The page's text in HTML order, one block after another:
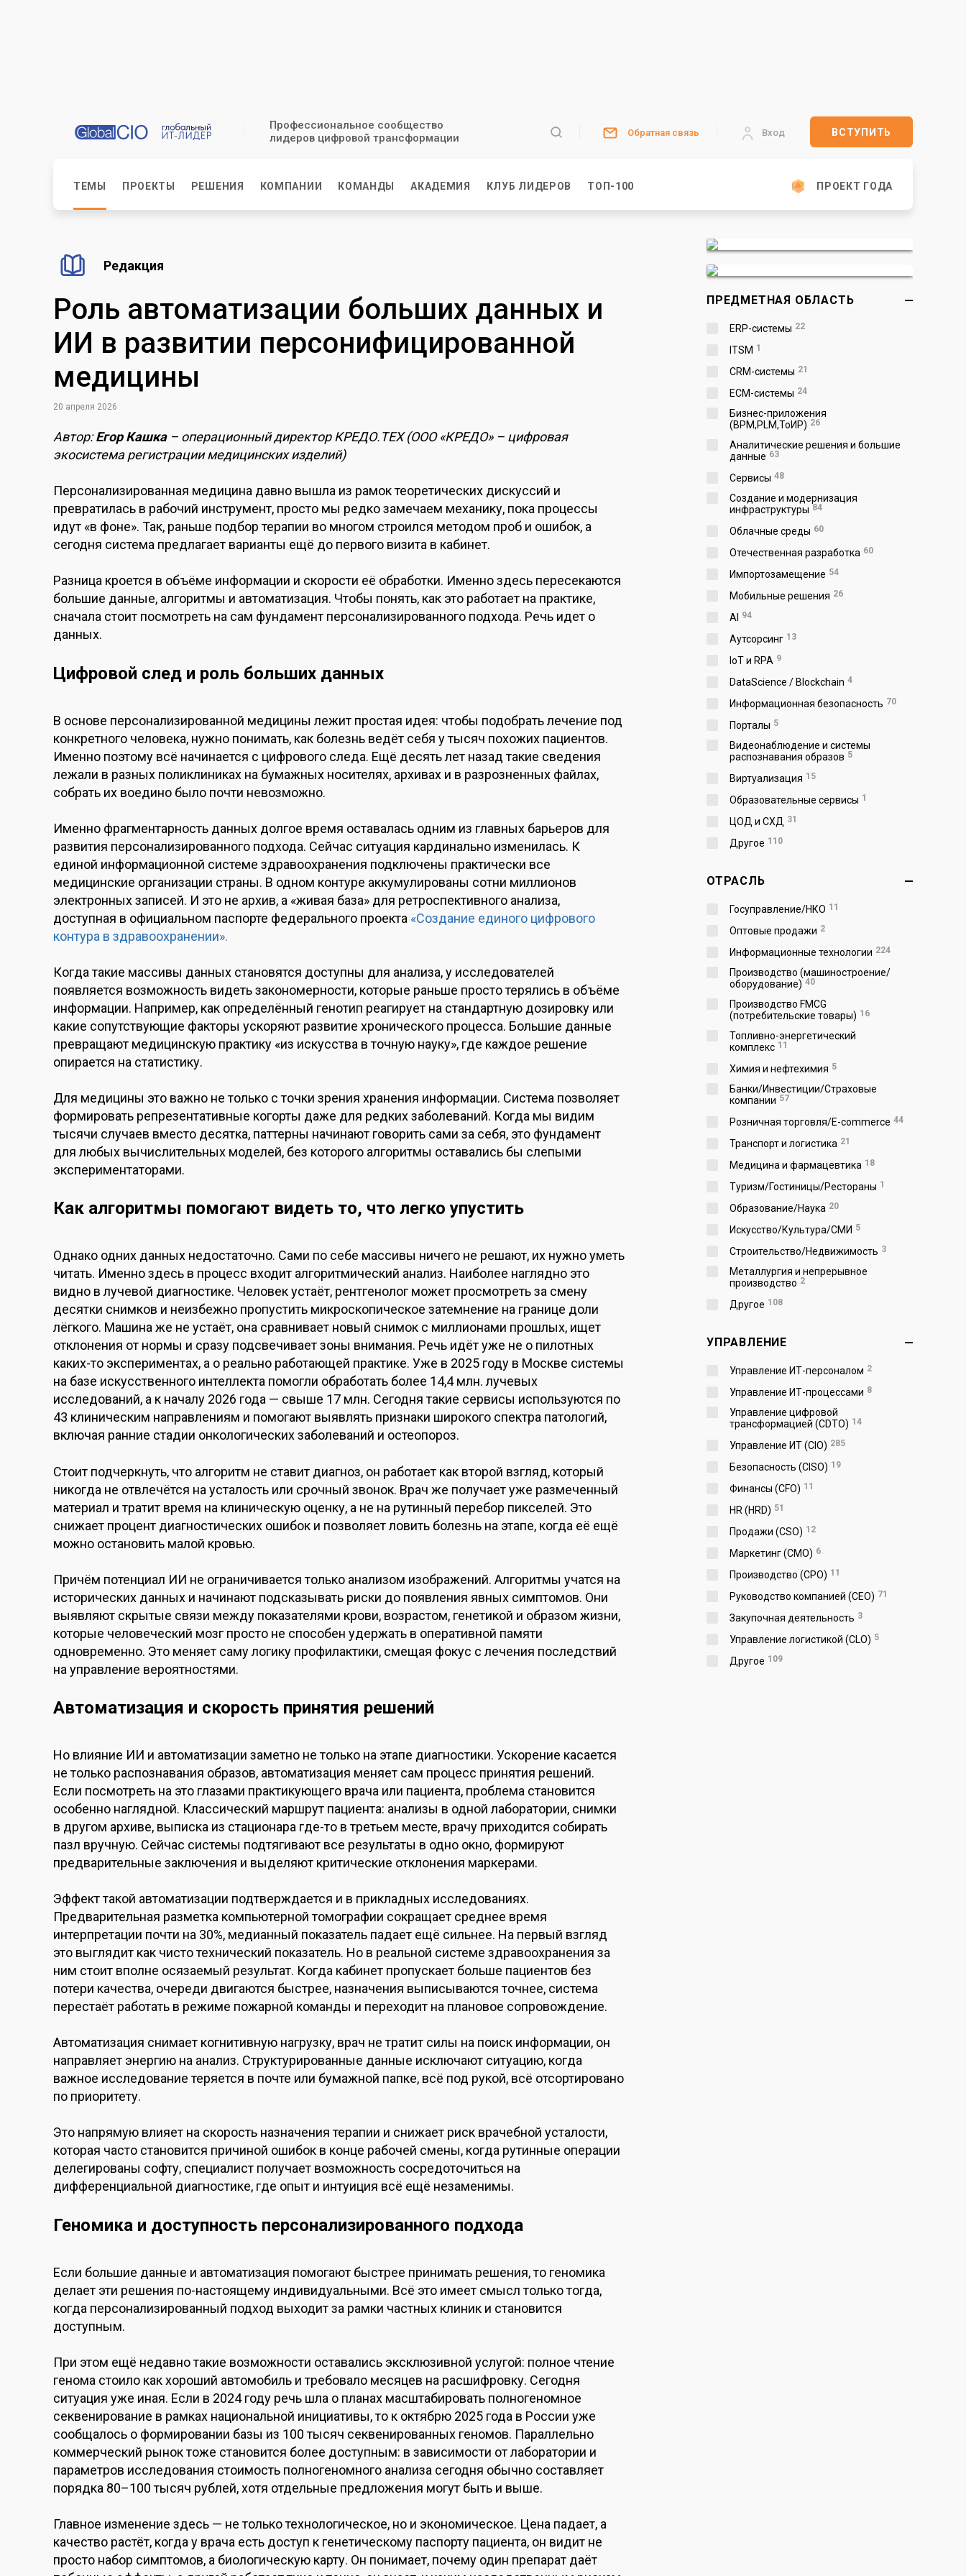
Профессиональное сообщество
лидеров цифровой трансформации
Обратная связь Вход ВСТУПИТЬ
ТЕМЫ ПРОЕКТЫ РЕШЕНИЯ КОМПАНИИ КОМАНДЫ АКАДЕМИЯ КЛУБ ЛИДЕРОВ ТОП-100 ПРОЕКТ ГОДА
Редакция
Роль автоматизации больших данных и
ИИ в развитии персонифицированной
медицины
20 апреля 2026
Автор:Егор Кашка– операционный директор КРЕДО.ТЕХ (ООО «КРЕДО» – цифровая
экосистема регистрации медицинских изделий)
Персонализированная медицина давно вышла из рамок теоретических дискуссий и
превратилась в рабочий инструмент, просто мы редко замечаем механику, пока процессы
идут «в фоне». Так, раньше подбор терапии во многом строился методом проб и ошибок, а
сегодня система предлагает варианты ещё до первого визита в кабинет.
Разница кроется в объёме информации и скорости её обработки. Именно здесь пересекаются
большие данные, алгоритмы и автоматизация. Чтобы понять, как это работает на практике,
сначала стоит посмотреть на сам фундамент персонализированного подхода. Речь идет о
данных.
Цифровой след и роль больших данных
В основе персонализированной медицины лежит простая идея: чтобы подобрать лечение под
конкретного человека, нужно понимать, как болезнь ведёт себя у тысяч похожих пациентов.
Именно поэтому всё начинается с цифрового следа. Ещё десять лет назад такие сведения
лежали в разных поликлиниках на бумажных носителях, архивах и в разрозненных файлах,
собрать их воедино было почти невозможно.
Именно фрагментарность данных долгое время оставалась одним из главных барьеров для
развития персонализированного подхода. Сейчас ситуация кардинально изменилась. К
единой информационной системе здравоохранения подключены практически все
медицинские организации страны. В одном контуре аккумулированы сотни миллионов
электронных записей. И это не архив, а «живая база» для ретроспективного анализа,
доступная в официальном паспорте федерального проекта «Создание единого цифрового
контура в здравоохранении».
Когда такие массивы данных становятся доступны для анализа, у исследователей
появляется возможность видеть закономерности, которые раньше просто терялись в объёме
информации. Например, как определённый генотип реагирует на стандартную дозировку или
какие сопутствующие факторы ускоряют развитие хронического процесса. Большие данные
превращают медицинскую практику «из искусства в точную науку», где каждое решение
опирается на статистику.
Для медицины это важно не только с точки зрения хранения информации. Система позволяет
формировать репрезентативные когорты даже для редких заболеваний. Когда мы видим
тысячи случаев вместо десятка, паттерны начинают говорить сами за себя, это фундамент
для любых вычислительных моделей, без которого алгоритмы оставались бы слепыми
экспериментаторами.
Как алгоритмы помогают видеть то, что легко упустить
Однако одних данных недостаточно. Сами по себе массивы ничего не решают, их нужно уметь
читать. Именно здесь в процесс входит алгоритмический анализ. Наиболее наглядно это
видно в лучевой диагностике. Человек устаёт, рентгенолог может просмотреть за смену
десятки снимков и неизбежно пропустить микроскопическое затемнение на границе доли
лёгкого. Машина же не устаёт, она сравнивает новый снимок с миллионами прошлых, ищет
отклонения от нормы и сразу подсвечивает зоны внимания. Речь идёт уже не о пилотных
каких-то экспериментах, а о реально работающей практике. Уже в 2025 году в Москве системы
на базе искусственного интеллекта помогли обработать более 14,4 млн. лучевых
исследований, а к началу 2026 года — свыше 17 млн. Сегодня такие сервисы используются по
43 клиническим направлениям и помогают выявлять признаки широкого спектра патологий,
включая ранние стадии онкологических заболеваний и остеопороз.
Стоит подчеркнуть, что алгоритм не ставит диагноз, он работает как второй взгляд, который
никогда не отвлечётся на усталость или срочный звонок. Врач же получает уже размеченный
материал и тратит время на клиническую оценку, а не на рутинный перебор пикселей. Это
снижает процент диагностических ошибок и позволяет ловить болезнь на этапе, когда её ещё
можно остановить малой кровью.
Причём потенциал ИИ не ограничивается только анализом изображений. Алгоритмы учатся на
исторических данных и начинают подсказывать риски до появления явных симптомов. Они
выявляют скрытые связи между показателями крови, возрастом, генетикой и образом жизни,
которые человеческий мозг просто не способен удержать в оперативной памяти
одновременно. Это меняет саму логику профилактики, смещая фокус с лечения последствий
на управление вероятностями.
Автоматизация и скорость принятия решений
Но влияние ИИ и автоматизации заметно не только на этапе диагностики. Ускорение касается
не только распознавания образов, автоматизация меняет сам процесс принятия решений.
Если посмотреть на это глазами практикующего врача или пациента, проблема становится
особенно наглядной. Классический маршрут пациента: анализы в одной лаборатории, снимки
в другом архиве, выписка из стационара где-то в третьем месте, врачу приходится собирать
пазл вручную. Сейчас системы подтягивают все результаты в одно окно, формируют
предварительные заключения и выделяют критические отклонения маркерами.
Эффект такой автоматизации подтверждается и в прикладных исследованиях.
Предварительная разметка компьютерной томографии сокращает среднее время
интерпретации почти на 30%, медианный показатель падает ещё сильнее. На первый взгляд
это выглядит как чисто технический показатель. Но в реальной системе здравоохранения за
ним стоит вполне осязаемый результат. Когда кабинет пропускает больше пациентов без
потери качества, очереди двигаются быстрее, назначения выписываются точнее, система
перестаёт работать в режиме пожарной команды и переходит на плановое сопровождение.
Автоматизация снимает когнитивную нагрузку, врач не тратит силы на поиск информации, он
направляет энергию на анализ. Структурированные данные исключают ситуацию, когда
важное исследование теряется в почте или бумажной папке, всё под рукой, всё отсортировано
по приоритету.
Это напрямую влияет на скорость назначения терапии и снижает риск врачебной усталости,
которая часто становится причиной ошибок в конце рабочей смены, когда рутинные операции
делегированы софту, специалист получает возможность сосредоточиться на
дифференциальной диагностике, где опыт и интуиция всё ещё незаменимы.
Геномика и доступность персонализированного подхода
Если большие данные и автоматизация помогают быстрее принимать решения, то геномика
делает эти решения по-настоящему индивидуальными. Всё это имеет смысл только тогда,
когда персонализированный подход выходит за рамки частных клиник и становится
доступным.
При этом ещё недавно такие возможности оставались эксклюзивной услугой: полное чтение
генома стоило как хороший автомобиль и требовало месяцев на расшифровку. Сегодня
ситуация уже иная. Если в 2024 году речь шла о планах масштабировать полногеномное
секвенирование в рамках национальной инициативы, то к октябрю 2025 года в России уже
сообщалось о формировании базы из 100 тысяч секвенированных геномов. Параллельно
коммерческий рынок тоже становится более доступным: в зависимости от лаборатории и
параметров исследования стоимость полногеномного анализа сегодня обычно составляет
порядка 80–100 тысяч рублей, хотя отдельные предложения могут быть и выше.
Главное изменение здесь — не только технологическое, но и экономическое. Цена падает, а
качество растёт, когда у врача есть доступ к генетическому паспорту пациента, он видит не
просто набор симптомов, а биологическую карту. Он понимает, почему один препарат даёт
ПРЕДМЕТНАЯ ОБЛАСТЬ
ERP-системы 22
ITSM 1
CRM-системы 21
ECM-системы 24
Бизнес-приложения
(BPM,PLM,ToИР) 26
Аналитические решения и большие
данные 63
Сервисы 48
Создание и модернизация
инфраструктуры 84
Облачные среды 60
Отечественная разработка 60
Импортозамещение 54
Мобильные решения 26
AI 94
Аутсорсинг 13
IoT и RPA 9
DataScience / Blockchain 4
Информационная безопасность 70
Порталы 5
Видеонаблюдение и системы
распознавания образов 5
Виртуализация 15
Образовательные сервисы 1
ЦОД и СХД 31
Другое 110
ОТРАСЛЬ
Госуправление/НКО 11
Оптовые продажи 2
Информационные технологии 224
Производство (машиностроение/
оборудование) 40
Производство FMCG
(потребительские товары) 16
Топливно-энергетический
комплекс 11
Химия и нефтехимия 5
Банки/Инвестиции/Страховые
компании 57
Розничная торговля/E-commerce 44
Транспорт и логистика 21
Медицина и фармацевтика 18
Туризм/Гостиницы/Рестораны 1
Образование/Наука 20
Искусство/Культура/СМИ 5
Строительство/Недвижимость 3
Металлургия и непрерывное
производство 2
Другое 108
УПРАВЛЕНИЕ
Управление ИТ-персоналом 2
Управление ИТ-процессами 8
Управление цифровой
трансформацией (CDTO) 14
Управление ИТ (CIO) 285
Безопасность (CISO) 19
Финансы (CFO) 11
HR (HRD) 51
Продажи (CSO) 12
Маркетинг (CMO) 6
Производство (СPO) 11
Руководство компанией (CEO) 71
Закупочная деятельность 3
Управление логистикой (CLO) 5
Другое 109